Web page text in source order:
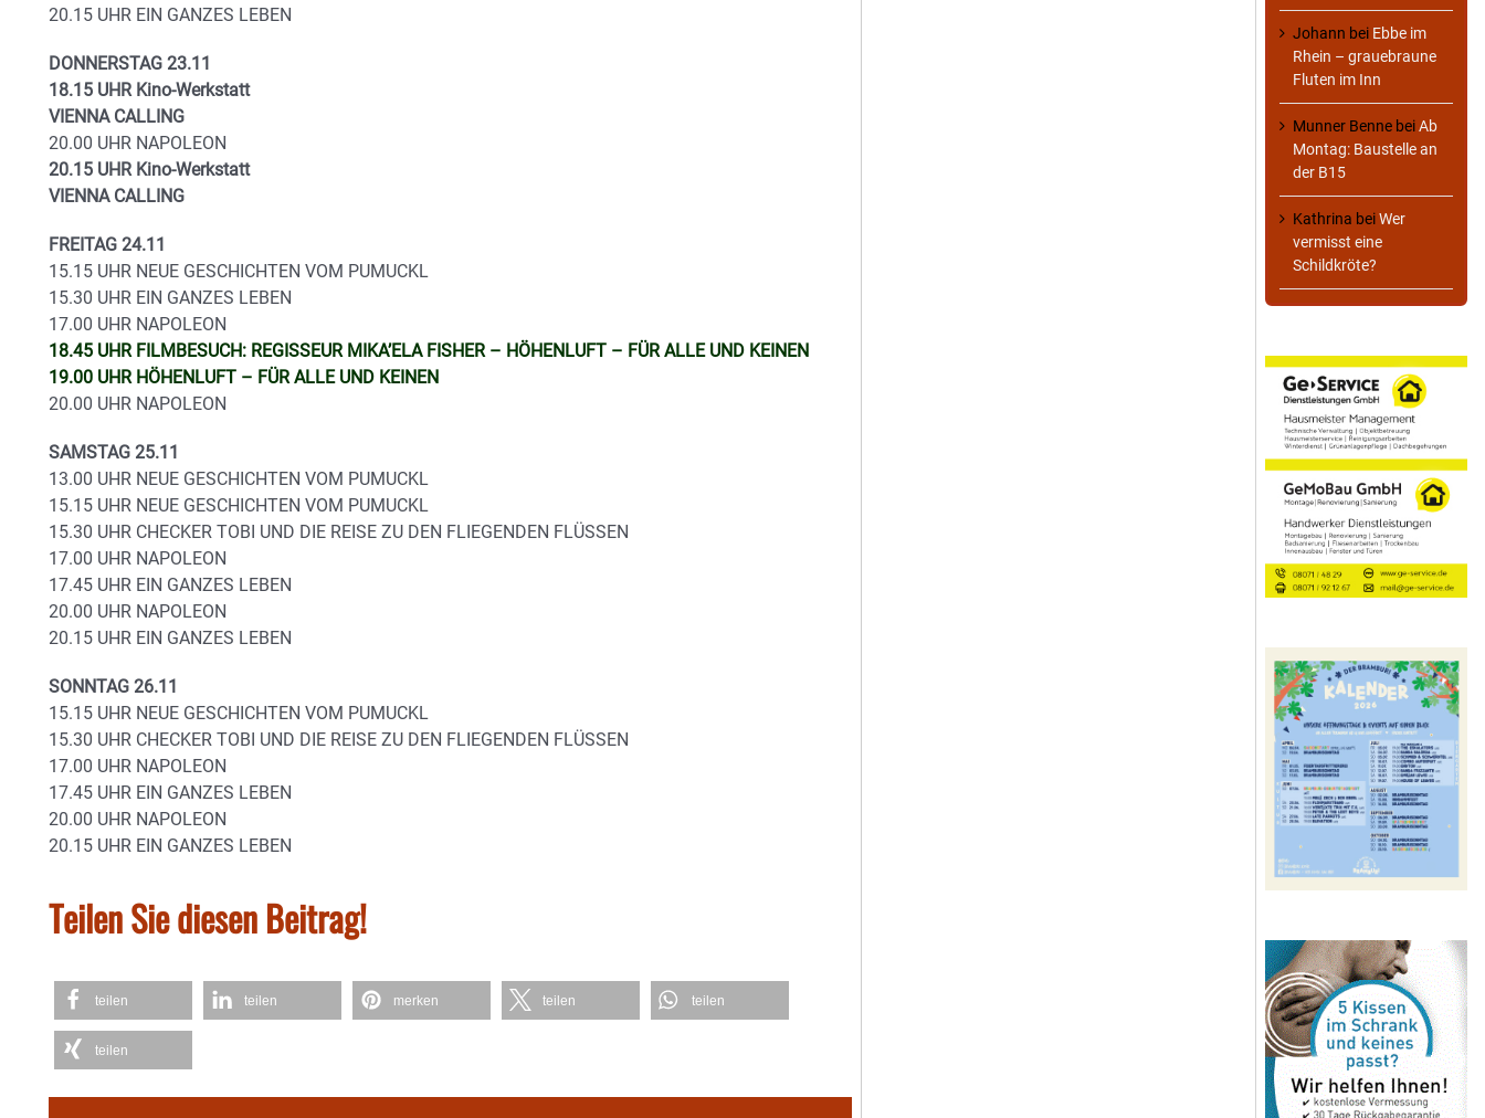
20.15 UHR EIN GANZES LEBEN
DONNERSTAG 23.11
18.15 UHR Kino-Werkstatt
VIENNA CALLING
20.00 UHR NAPOLEON
20.15 UHR Kino-Werkstatt
VIENNA CALLING
FREITAG 24.11
15.15 UHR NEUE GESCHICHTEN VOM PUMUCKL
15.30 UHR EIN GANZES LEBEN
17.00 UHR NAPOLEON
18.45 UHR FILMBESUCH: REGISSEUR MIKA’ELA FISHER – HÖHENLUFT – FÜR ALLE UND KEINEN
19.00 UHR HÖHENLUFT – FÜR ALLE UND KEINEN
20.00 UHR NAPOLEON
SAMSTAG 25.11
13.00 UHR NEUE GESCHICHTEN VOM PUMUCKL
15.15 UHR NEUE GESCHICHTEN VOM PUMUCKL
15.30 UHR CHECKER TOBI UND DIE REISE ZU DEN FLIEGENDEN FLÜSSEN
17.00 UHR NAPOLEON
17.45 UHR EIN GANZES LEBEN
20.00 UHR NAPOLEON
20.15 UHR EIN GANZES LEBEN
SONNTAG 26.11
15.15 UHR NEUE GESCHICHTEN VOM PUMUCKL
15.30 UHR CHECKER TOBI UND DIE REISE ZU DEN FLIEGENDEN FLÜSSEN
17.00 UHR NAPOLEON
17.45 UHR EIN GANZES LEBEN
20.00 UHR NAPOLEON
20.15 UHR EIN GANZES LEBEN
Teilen Sie diesen Beitrag!
teilen teilen merken teilen teilen
teilen
Johann bei Ebbe im
Rhein – grauebraune
Fluten im Inn
Munner Benne beiAb
Montag: Baustelle an
der B15
Kathrina beiWer
vermisst eine
Schildkröte?